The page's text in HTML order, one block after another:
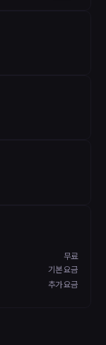
무료
기본 요금
추가 요금